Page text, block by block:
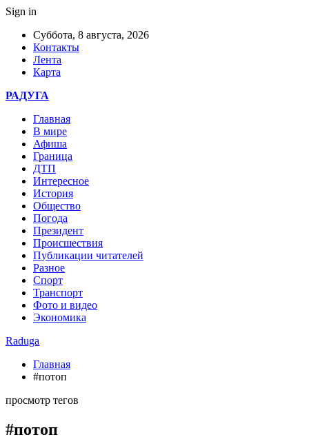
Sign in
Суббота, 8 августа, 2026
Контакты
Лента
Карта
РАДУГА
Главная
В мире
Афиша
Граница
ДТП
Интересное
История
Общество
Погода
Президент
Происшествия
Публикации читателей
Разное
Спорт
Транспорт
Фото и видео
Экономика
Raduga
Главная
#потоп
просмотр тегов
#потоп